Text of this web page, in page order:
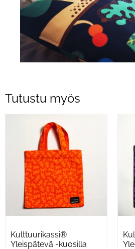
Tutustu myös
Kulttuurikassi®
Yleispätevä -kuosilla